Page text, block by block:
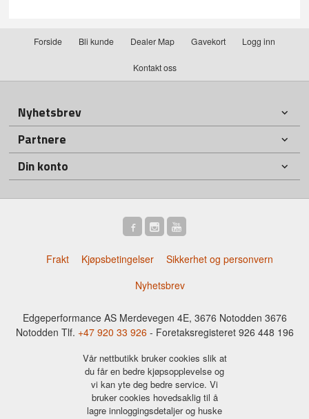
Forside Bli kunde Dealer Map Gavekort Logg inn
Kontakt oss
Nyhetsbrev
Partnere
Din konto
Frakt Kjøpsbetingelser
Sikkerhet og personvern
Nyhetsbrev
Edgeperformance AS Merdevegen 4E, 3676 Notodden 3676
Notodden Tlf. +47 920 33 926 - Foretaksregisteret 926 448 196
Vår nettbutikk bruker cookies slik at
du får en bedre kjøpsopplevelse og
vi kan yte deg bedre service. Vi
bruker cookies hovedsaklig til å
lagre innloggingsdetaljer og huske